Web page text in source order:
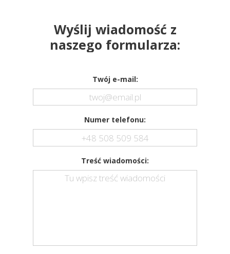
Twój e-mail:
Numer telefonu:
Treść wiadomości:
Wyślij wiadomość z
naszego formularza: